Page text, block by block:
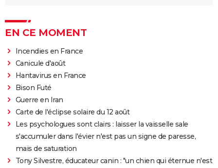
EN CE MOMENT
Incendies en France
Canicule d'août
Hantavirus en France
Bison Futé
Guerre en Iran
Carte de l'éclipse solaire du 12 août
Les psychologues sont clairs : laisser la vaisselle sale
s'accumuler dans l'évier n'est pas un signe de paresse,
mais de saturation
Tony Silvestre, éducateur canin : "un chien qui éternue n'est